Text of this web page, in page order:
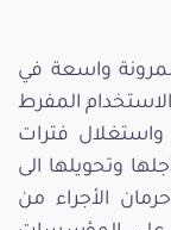
واسعة في
المفرط
فترات
وتحويلها الى
الأجراء من